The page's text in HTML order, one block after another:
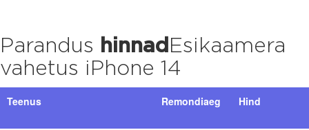
Parandus hinnad Esikaamera
vahetus iPhone 14
Teenus Remondiaeg Hind